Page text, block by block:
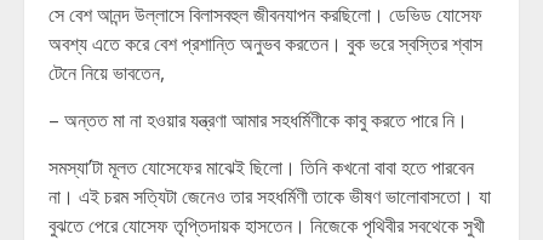
সে বেশ আনন্দ উল্লাসে বিলাসবহুল জীবনযাপন করছিলো। ডেভিড যোসেফ
অবশ্য এতে করে বেশ প্রশান্তি অনুভব করতেন। বুক ভরে স্বস্তির শ্বাস
টেনে নিয়ে ভাবতেন,
– অন্তত মা না হওয়ার যন্ত্রণা আমার সহধর্মিণীকে কাবু করতে পারে নি।
সমস্যা’টা মূলত যোসেফের মাঝেই ছিলো। তিনি কখনো বাবা হতে পারবেন
না। এই চরম সত্যিটা জেনেও তার সহধর্মিণী তাকে ভীষণ ভালোবাসতো। যা
বুঝতে পেরে যোসেফ তৃপ্তিদায়ক হাসতেন। নিজেকে পৃথিবীর সবথেকে সুখী